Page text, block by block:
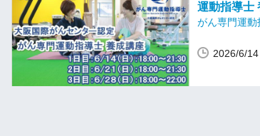
運動指導士
がん専門運動
2026/6/14